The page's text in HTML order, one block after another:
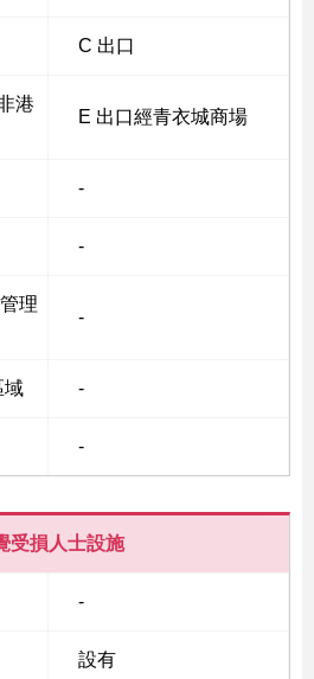
C 出口
港
E 出口經青衣城商場
-
-
理
-
域 -
-
受損人士設施
-
設有